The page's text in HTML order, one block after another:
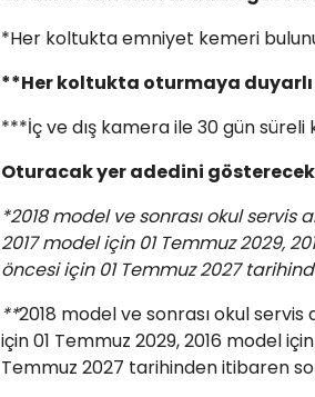
*Her koltukta emniyet kemeri
**Her koltukta oturmaya duyarlı
***İç ve dış kamera ile 30 gün süreli
Oturacak yer adedini
*2018 model ve sonrası okul
2017 model için 01 Temmuz 2029,
öncesi için 01 Temmuz 2027
**2018 model ve sonrası okul
için 01 Temmuz 2029, 2016 model
Temmuz 2027 tarihinden itibaren